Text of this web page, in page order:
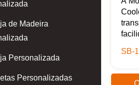
de Madeira
Personalizada
Personalizadas
SB-